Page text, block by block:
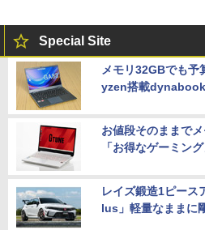
Special Site
メモリ32GBでも予
yzen搭載
お値段そのままで
「お得なゲーミング
レイズ鍛造1ピース
lus」軽量なままに